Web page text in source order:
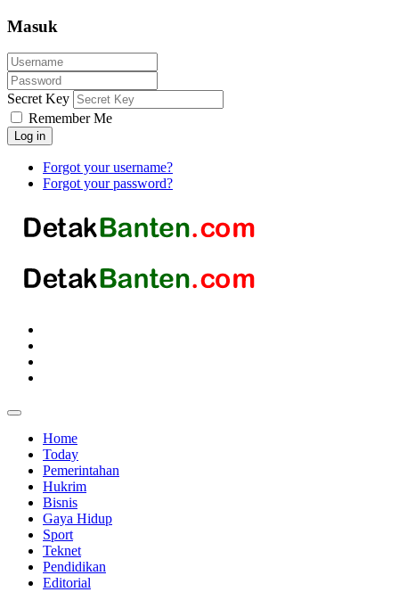
Masuk
Secret Key
Remember Me
Log in
Forgot your username?
Forgot your password?
Home
Today
Pemerintahan
Hukrim
Bisnis
Gaya Hidup
Sport
Teknet
Pendidikan
Editorial